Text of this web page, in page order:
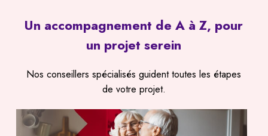
Un accompagnement de A à Z, pour
un projet serein
Nos conseillers spécialisés guident toutes les étapes
de votre projet.